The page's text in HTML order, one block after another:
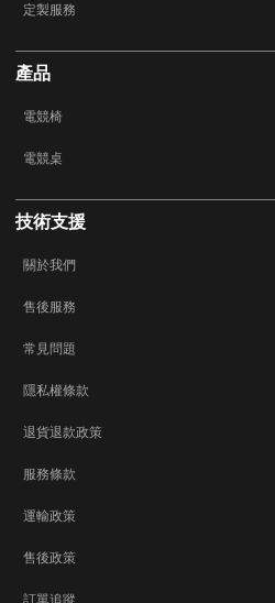
定製服務
產品
電競椅
電競桌
技術支援
關於我們
售後服務
常見問題
隱私權條款
退貨退款政策
服務條款
運輸政策
售後政策
訂單追蹤